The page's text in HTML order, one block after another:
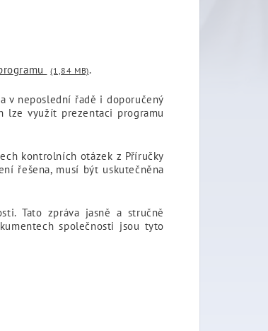
(1,84 MB).
v neposlední řadě i doporučený
lze využít prezentaci programu
kontrolních otázek z Příručky
řešena, musí být uskutečněna
Tato zpráva jasně a stručně
společnosti jsou tyto